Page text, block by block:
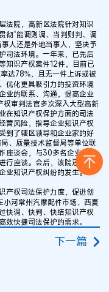
院，高新区法院针对知识
彻“能调则调、当判则判、调
人还是外地当事人，坚决予
司法环境。一年来，已先后
知识产权案件12件，目前已
达78%，且无一件上诉或被
优化更具吸引力的投资环境
业的联系、沟通，提高企业
权审判法官多次深入大型高新
在知识产权保护方面的司法
营风险，指导企业知识产权
到了辖区领导和企业家的好
、质量技术监督局等单位联
座谈会，与30多名企业负责
行座谈。会后，该院还向20
业知识产权纠纷的发生。
权司法保护力度，促进创
河常州汽摩配件市场、西夏
快调、快判、快结知识产权
效快捷司法保护的需求。
下一篇